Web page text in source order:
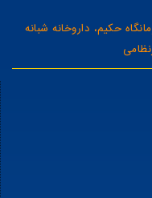
حکیم، داروخانه شبانه